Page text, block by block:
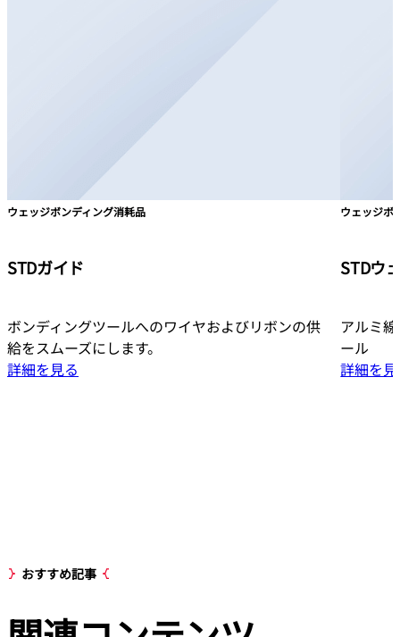
ウェッジボンディング消耗品
STDガイド
ボンディングツールへのワイヤおよびリボンの供
給をスムーズにします。
詳細を見る
ウェッジボ
STDウ
アルミ
ール
詳細を
おすすめ記事